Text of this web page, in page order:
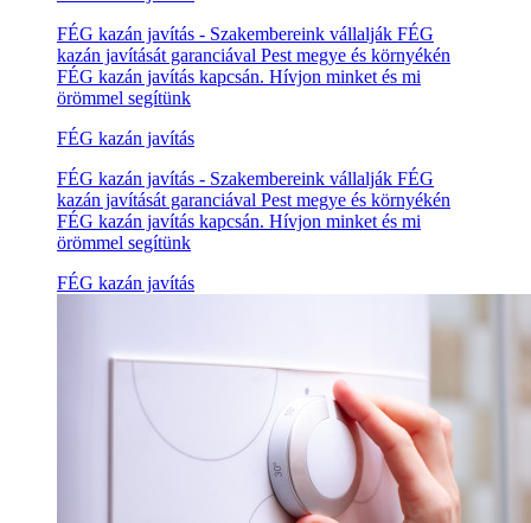
FÉG kazán javítás - Szakembereink vállalják FÉG
kazán javítását garanciával Pest megye és környékén
FÉG kazán javítás kapcsán. Hívjon minket és mi
örömmel segítünk
FÉG kazán javítás
FÉG kazán javítás - Szakembereink vállalják FÉG
kazán javítását garanciával Pest megye és környékén
FÉG kazán javítás kapcsán. Hívjon minket és mi
örömmel segítünk
FÉG kazán javítás